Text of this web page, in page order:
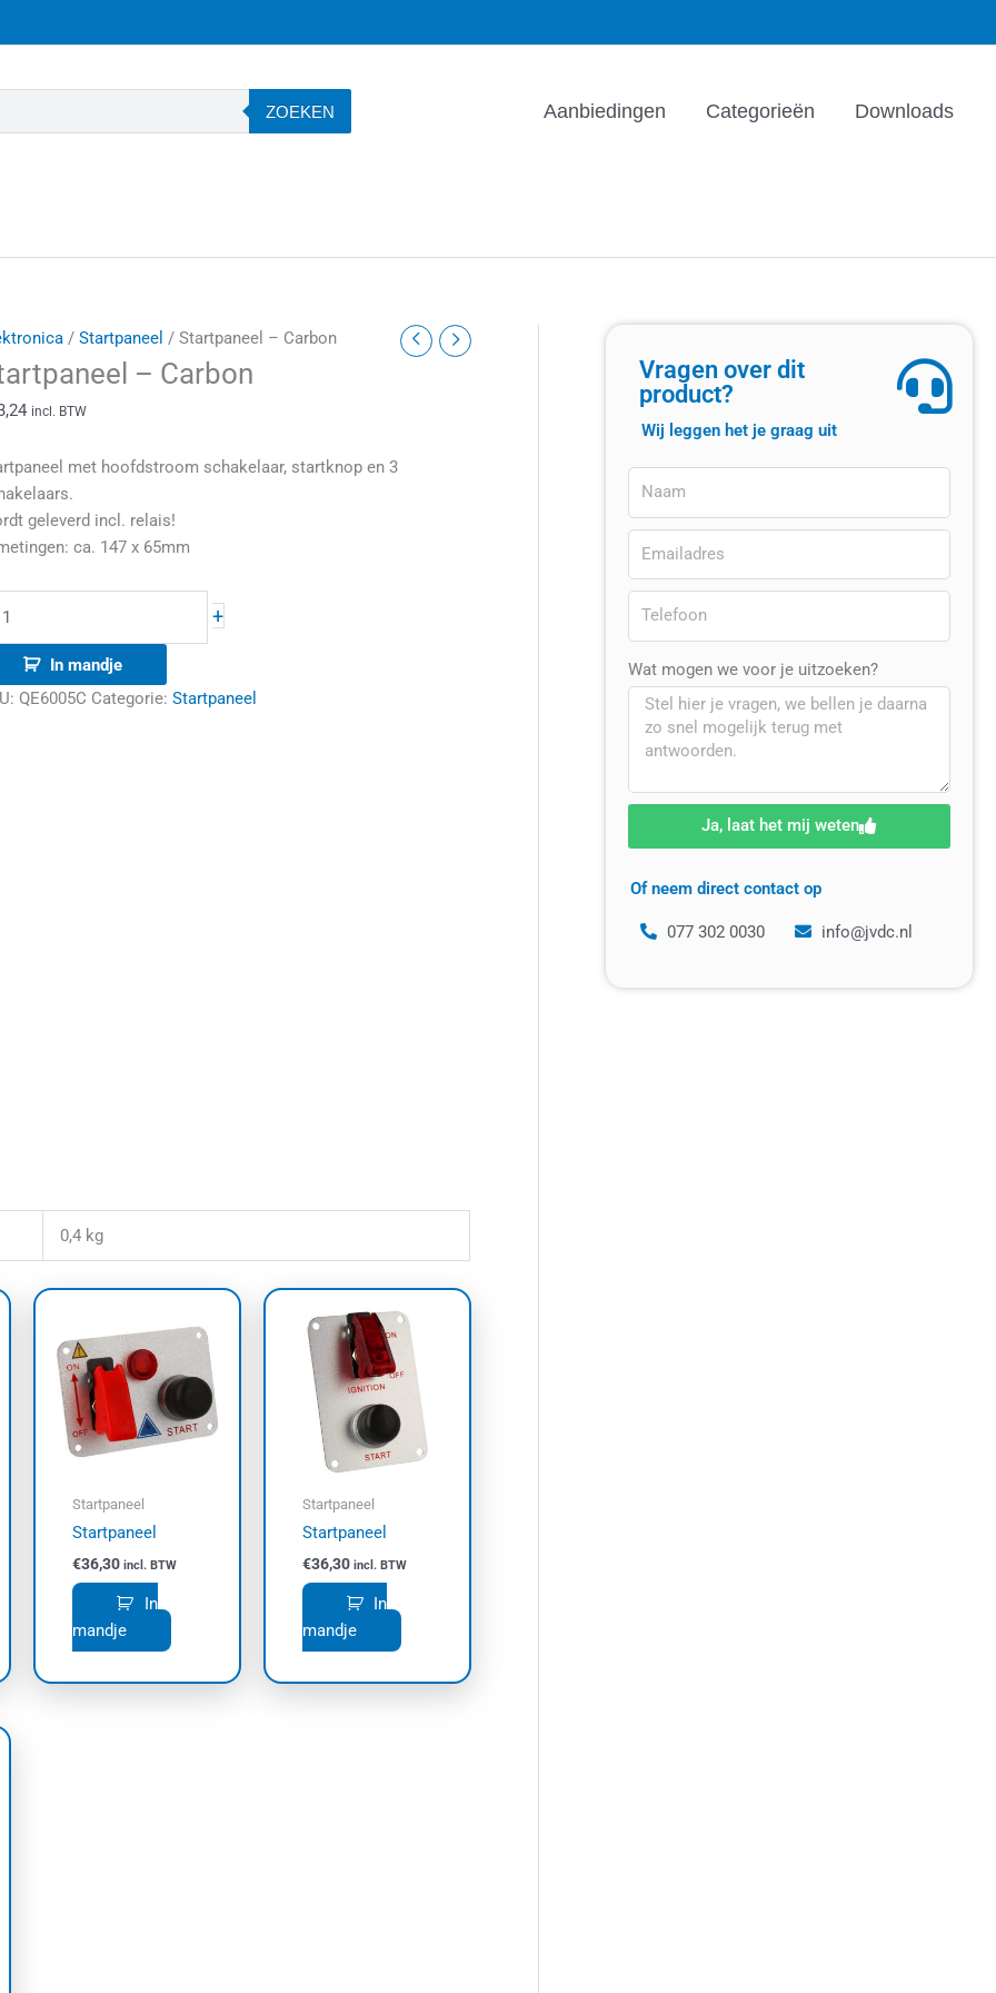
ZOEKEN Aanbiedingen Categorieën Downloads
/ Startpaneel / Startpaneel – Carbon
– Carbon
incl. BTW
met hoofdstroom schakelaar, startknop en 3
geleverd incl. relais!
ca. 147 x 65mm
+
In mandje
QE6005C Categorie: Startpaneel
0,4 kg
Startpaneel
Startpaneel
€36,30 incl. BTW
In
mandje
Startpaneel
Startpaneel
€36,30 incl. BTW
In
mandje
Vragen over dit
product?
Wij leggen het je graag uit
Wat mogen we voor je uitzoeken?
Ja, laat het mij weten
Of neem direct contact op
077 302 0030 info@jvdc.nl